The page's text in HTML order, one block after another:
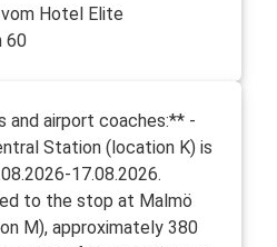
Hotel Elite
60
and airport coaches:** -
Station (location K) is
17.08.2026.
to the stop at Malmö
M), approximately 380